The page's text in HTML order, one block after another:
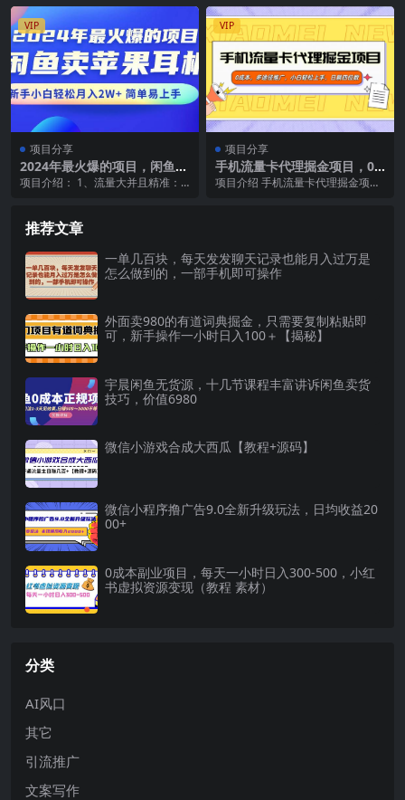
重变现，躺赚收...
代开通项目， 学习本...
VIP
项目分享
2024年最火爆的项目，闲鱼卖
苹果耳机，新手小白轻松月入
项目介绍： 1、流量大并且精准：
VIP
项目分享
手机流量卡代理掘金项目，0
成本，多途径推广，小白轻松
项目介绍 手机流量卡代理掘金项目
推荐文章
一单几百块，每天发发聊天记录也能月入过万是
怎么做到的，一部手机即可操作
外面卖980的有道词典掘金，只需要复制粘贴即
可，新手操作一小时日入100＋【揭秘】
宇晨闲鱼无货源，十几节课程丰富讲诉闲鱼卖货
技巧，价值6980
微信小游戏合成大西瓜【教程+源码】
微信小程序撸广告9.0全新升级玩法，日均收益20
00+
0成本副业项目，每天一小时日入300-500，小红
书虚拟资源变现（教程 素材）
分类
AI风口
其它
引流推广
文案写作